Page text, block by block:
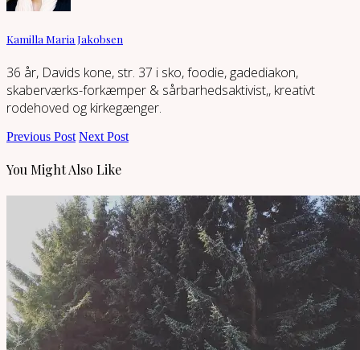
Kamilla Maria Jakobsen
36 år, Davids kone, str. 37 i sko, foodie, gadediakon,
skaberværks-forkæmper & sårbarhedsaktivist,, kreativt
rodehoved og kirkegænger.
Previous Post Next Post
You Might Also Like